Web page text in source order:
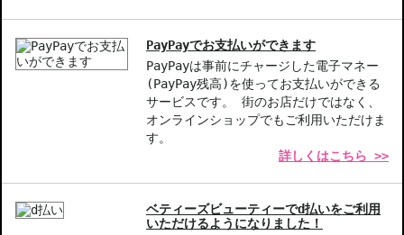
【こんな方へおすすめ】
忙しい毎日の中でしっかりと保湿をしたい方
リッチな香りの中でリラックスしたい方
JAN/UPC：3264680025105
お悩み・効果
香りが良い
PayPayでお支払いができます
PayPayは事前にチャージした電子マネー
(PayPay残高)を使ってお支払いができる
サービスです。 街のお店だけではなく、
オンラインショップでもご利用いただけま
す。
詳しくはこちら >>
ベティーズビューティーでd払いをご利用
いただけるようになりました！